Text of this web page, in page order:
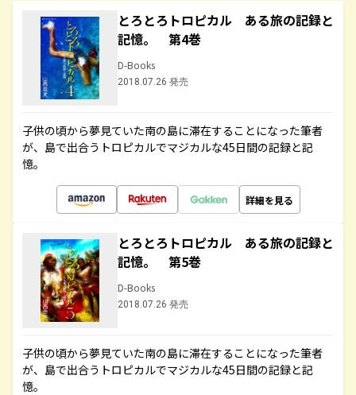
とろとろトロピカル ある旅の記録と
記憶。 第4巻
D-Books
2018.07.26 発売
子供の頃から夢見ていた南の島に滞在することになった筆者
が、島で出合うトロピカルでマジカルな45日間の記録と記
憶。
詳細を見る
とろとろトロピカル ある旅の記録と
記憶。 第5巻
D-Books
2018.07.26 発売
子供の頃から夢見ていた南の島に滞在することになった筆者
が、島で出合うトロピカルでマジカルな45日間の記録と記
憶。